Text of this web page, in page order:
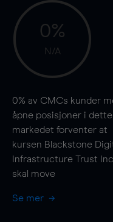
0%
N/A
0% av CMCs kunder
åpne posisjoner i dette
markedet forventer at
kursen Blackstone
Infrastructure Trust Inc
skal move
Se mer